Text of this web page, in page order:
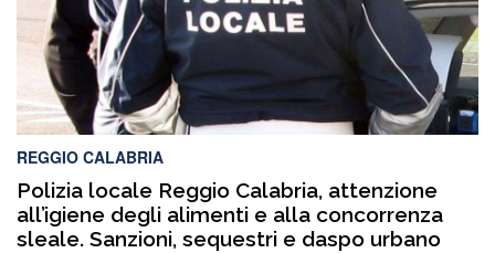
REGGIO CALABRIA
Polizia locale Reggio Calabria, attenzione
all’igiene degli alimenti e alla concorrenza
sleale. Sanzioni, sequestri e daspo urbano